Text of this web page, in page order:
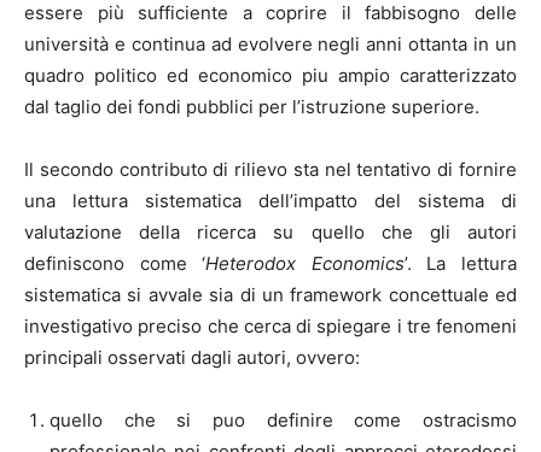
essere più sufficiente a coprire il fabbisogno delle
università e continua ad evolvere negli anni ottanta in un
quadro politico ed economico piu ampio caratterizzato
dal taglio dei fondi pubblici per l’istruzione superiore.
Il secondo contributo di rilievo sta nel tentativo di fornire
una lettura sistematica dell’impatto del sistema di
valutazione della ricerca su quello che gli autori
definiscono come ‘Heterodox Economics’. La lettura
sistematica si avvale sia di un framework concettuale ed
investigativo preciso che cerca di spiegare i tre fenomeni
principali osservati dagli autori, ovvero:
quello che si puo definire come ostracismo